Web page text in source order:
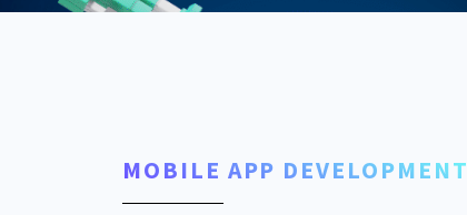
MOBILE APP DEVELOPMENT